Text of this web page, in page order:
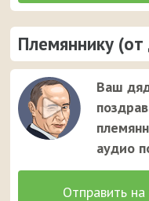
Племяннику (от
Ваш
аудио